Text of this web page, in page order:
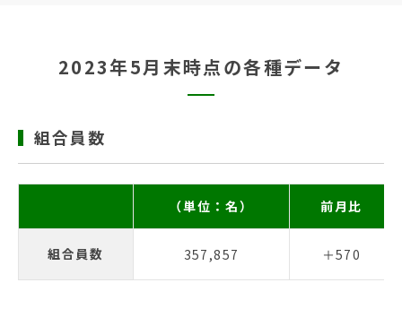
2023年5月末時点の各種データ
組合員数
（単位：名） 前月比
組合員数 357,857 ＋570